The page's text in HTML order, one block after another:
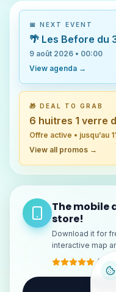
The mobile
store!
Download it for
interactive map
(4,9)
📅 NEXT EVENT
🌴 Les Before du
9 août 2026 • 00:00
View agenda →
🎁 DEAL TO GRAB
6 huitres 1 verre
Offre active • jusqu’au
View all promos →